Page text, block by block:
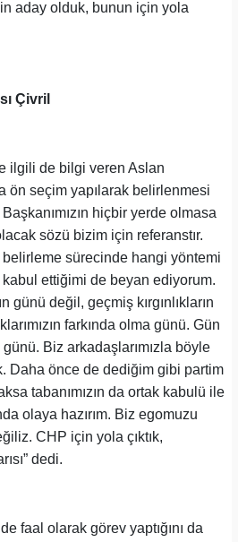
aday olduk, bunun için yola
Çivril
ilgili de bilgi veren Aslan
ön seçim yapılarak belirlenmesi
hiçbir yerde olmasa
sözü bizim için referanstır.
sürecinde hangi yöntemi
ettiğimi de beyan ediyorum.
günü değil, geçmiş kırgınlıkların
farkında olma günü. Gün
Biz arkadaşlarımızla böyle
Daha önce de dediğim gibi partim
tabanımızın da ortak kabulü ile
olaya hazırım. Biz egomuzu
CHP için yola çıktık,
dedi.
faal olarak görev yaptığını da